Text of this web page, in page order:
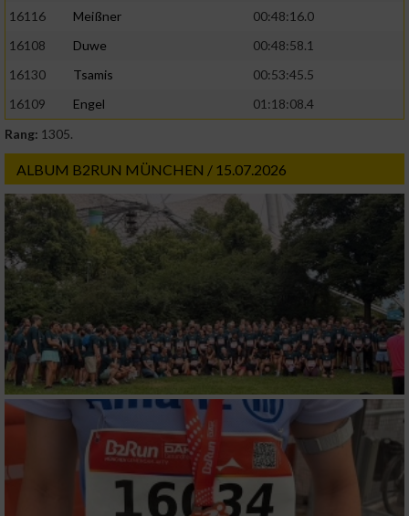
16116 Meißner
00:48:16.0
16108
Duwe
00:48:58.1
16130
Tsamis
00:53:45.5
16109
Engel
01:18:08.4
Rang: 1305.
ALBUM B2RUN MÜNCHEN / 15.07.2026